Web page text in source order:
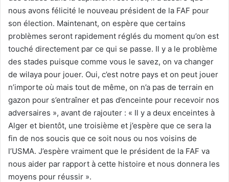
nous avons félicité le nouveau président de la FAF pour
son élection. Maintenant, on espère que certains
problèmes seront rapidement réglés du moment qu’on est
touché directement par ce qui se passe. Il y a le problème
des stades puisque comme vous le savez, on va changer
de wilaya pour jouer. Oui, c’est notre pays et on peut jouer
n’importe où mais tout de même, on n’a pas de terrain en
gazon pour s’entraîner et pas d’enceinte pour recevoir nos
adversaires », avant de rajouter : « Il y a deux enceintes à
Alger et bientôt, une troisième et j’espère que ce sera la
fin de nos soucis que ce soit nous ou nos voisins de
l’USMA. J’espère vraiment que le président de la FAF va
nous aider par rapport à cette histoire et nous donnera les
moyens pour réussir ».